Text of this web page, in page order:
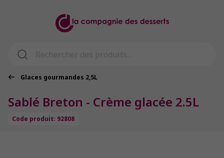
Glaces gourmandes 2,5L
Sablé Breton - Crème glacée 2.5L
Code produit: 92808